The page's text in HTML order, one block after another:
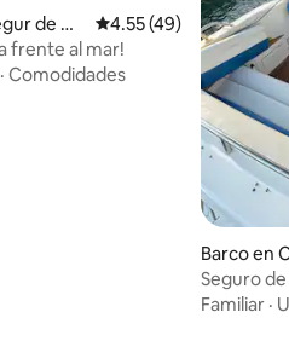
reseñas
de Ca
Calificación promedio:
4.55 (49)
frente al mar!
· Comodidades
Barco en
Seguro
Familiar ·